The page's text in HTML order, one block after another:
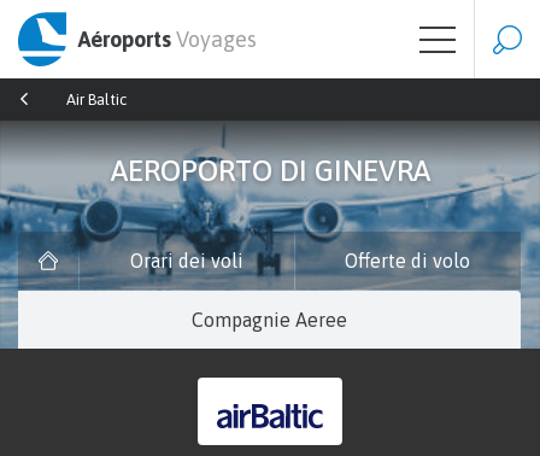
AéroportsVoyages
Air Baltic
AEROPORTO DI GINEVRA
Orari dei voli Offerte di volo
Compagnie Aeree